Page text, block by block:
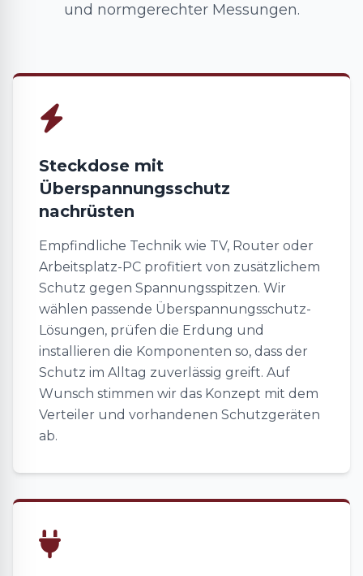
und normgerechter Messungen.
Steckdose mit
Überspannungsschutz
nachrüsten
Empfindliche Technik wie TV, Router oder
Arbeitsplatz-PC profitiert von zusätzlichem
Schutz gegen Spannungsspitzen. Wir
wählen passende Überspannungsschutz-
Lösungen, prüfen die Erdung und
installieren die Komponenten so, dass der
Schutz im Alltag zuverlässig greift. Auf
Wunsch stimmen wir das Konzept mit dem
Verteiler und vorhandenen Schutzgeräten
ab.